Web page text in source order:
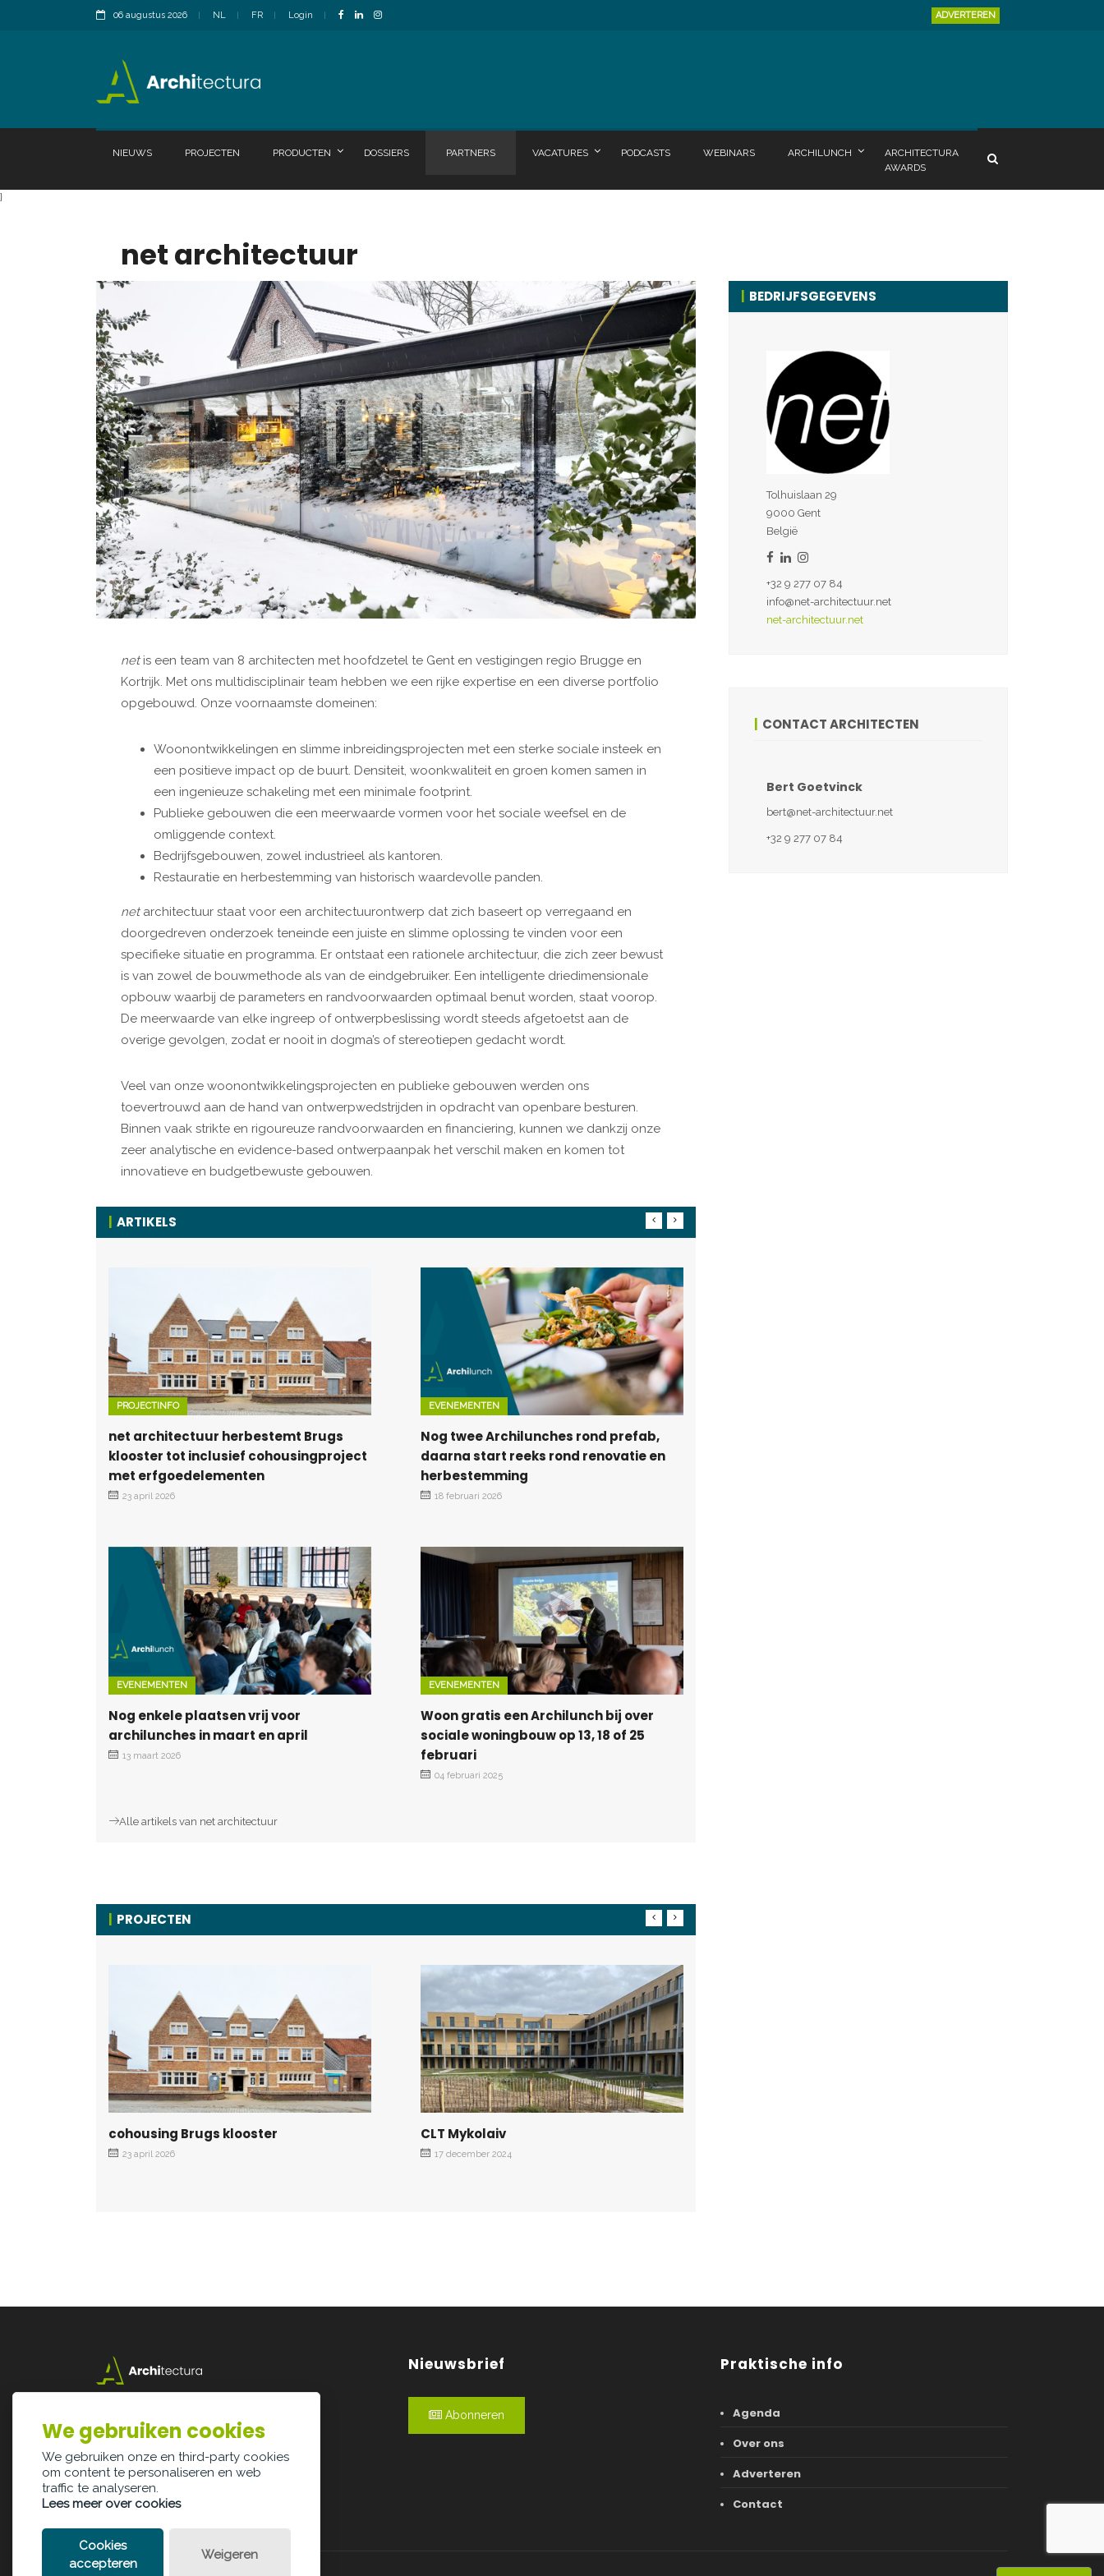
06 augustus 2026 NL FR Login ADVERTEREN
NIEUWS PROJECTEN PRODUCTEN DOSSIERS PARTNERS VACATURES PODCASTS WEBINARS ARCHILUNCH
ARCHITECTURA
AWARDS
}
net architectuur
netis een team van 8 architecten met hoofdzetel te Gent en vestigingen regio Brugge en
Kortrijk. Met ons multidisciplinair team hebben we een rijke expertise en een diverse portfolio
opgebouwd. Onze voornaamste domeinen:
Woonontwikkelingen en slimme inbreidingsprojecten met een sterke sociale insteek en
een positieve impact op de buurt. Densiteit, woonkwaliteit en groen komen samen in
een ingenieuze schakeling met een minimale footprint.
Publieke gebouwen die een meerwaarde vormen voor het sociale weefsel en de
omliggende context.
Bedrijfsgebouwen, zowel industrieel als kantoren.
Restauratie en herbestemming van historisch waardevolle panden.
net architectuur staat voor een architectuurontwerp dat zich baseert op verregaand en
doorgedreven onderzoek teneinde een juiste en slimme oplossing te vinden voor een
specifieke situatie en programma. Er ontstaat een rationele architectuur, die zich zeer bewust
is van zowel de bouwmethode als van de eindgebruiker. Een intelligente driedimensionale
opbouw waarbij de parameters en randvoorwaarden optimaal benut worden, staat voorop.
De meerwaarde van elke ingreep of ontwerpbeslissing wordt steeds afgetoetst aan de
overige gevolgen, zodat er nooit in dogma’s of stereotiepen gedacht wordt.
Veel van onze woonontwikkelingsprojecten en publieke gebouwen werden ons
toevertrouwd aan de hand van ontwerpwedstrijden in opdracht van openbare besturen.
Binnen vaak strikte en rigoureuze randvoorwaarden en financiering, kunnen we dankzij onze
zeer analytische en evidence-based ontwerpaanpak het verschil maken en komen tot
innovatieve en budgetbewuste gebouwen.
ARTIKELS
PROJECTINFO
net architectuur herbestemt Brugs
klooster tot inclusief cohousingproject
met erfgoedelementen
23 april 2026
EVENEMENTEN
Nog enkele plaatsen vrij voor
archilunches in maart en april
13 maart 2026
EVENEMENTEN
Nog twee Archilunches rond prefab,
daarna start reeks rond renovatie en
herbestemming
18 februari 2026
EVENEMENTEN
Woon gratis een Archilunch bij over
sociale woningbouw op 13, 18 of 25
februari
04 februari 2025
Alle artikels van net architectuur
PROJECTEN
cohousing Brugs klooster
23 april 2026
CLT Mykolaiv
17 december 2024
BEDRIJFSGEGEVENS
Tolhuislaan 29
9000 Gent
België
+32 9 277 07 84
info@net-architectuur.net
net-architectuur.net
CONTACT ARCHITECTEN
Bert Goetvinck
bert@net-architectuur.net
+32 9 277 07 84
3500 Hasselt
info@architectura.be
Nieuwsbrief
Abonneren
Praktische info
Agenda
Over ons
Adverteren
Contact
We gebruiken cookies
We gebruiken onze en third-party cookies
om content te personaliseren en web
traffic te analyseren.
Lees meer over cookies
Cookies
accepteren
Weigeren